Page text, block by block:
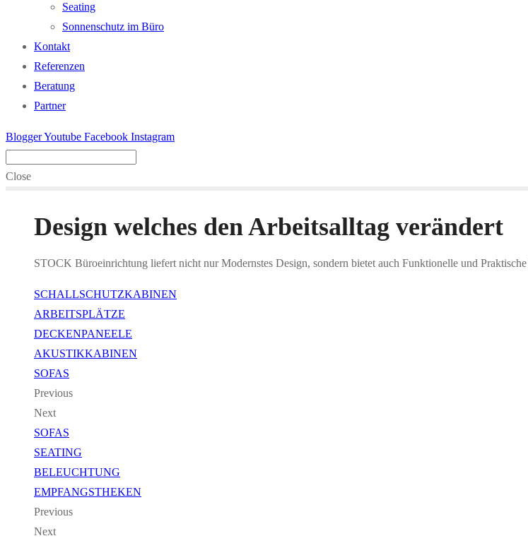
Seating
Sonnenschutz im Büro
Kontakt
Referenzen
Beratung
Partner
BloggerYoutube Facebook Instagram
Close
Design welches den Arbeitsalltag verändert
STOCK Büroeinrichtung liefert nicht nur Modernstes Design, sondern bietet auch Funktionelle und
SCHALLSCHUTZKABINEN
ARBEITSPLÄTZE
DECKENPANEELE
AKUSTIKKABINEN
SOFAS
Previous
Next
SOFAS
SEATING
BELEUCHTUNG
EMPFANGSTHEKEN
Previous
Next